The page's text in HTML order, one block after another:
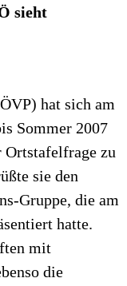
sieht
hat sich am
Sommer 2007
zu
sie den
Gruppe, die am
hatte.
mit
die